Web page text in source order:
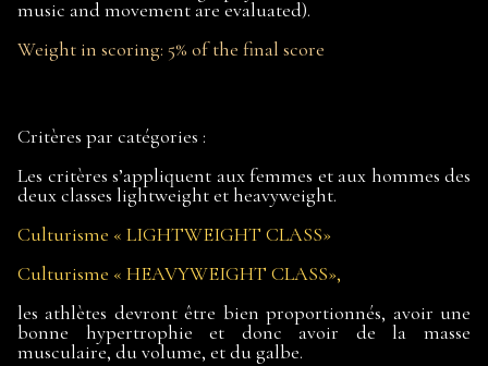
music and movement are evaluated).
Weight in scoring: 5% of the final score
Critères par catégories :
Les critères s’appliquent aux femmes et aux hommes des
deux classes lightweight et heavyweight.
Culturisme « LIGHTWEIGHT CLASS»
Culturisme « HEAVYWEIGHT CLASS»,
les athlètes devront être bien proportionnés, avoir une
bonne hypertrophie et donc avoir de la masse
musculaire, du volume, et du galbe.